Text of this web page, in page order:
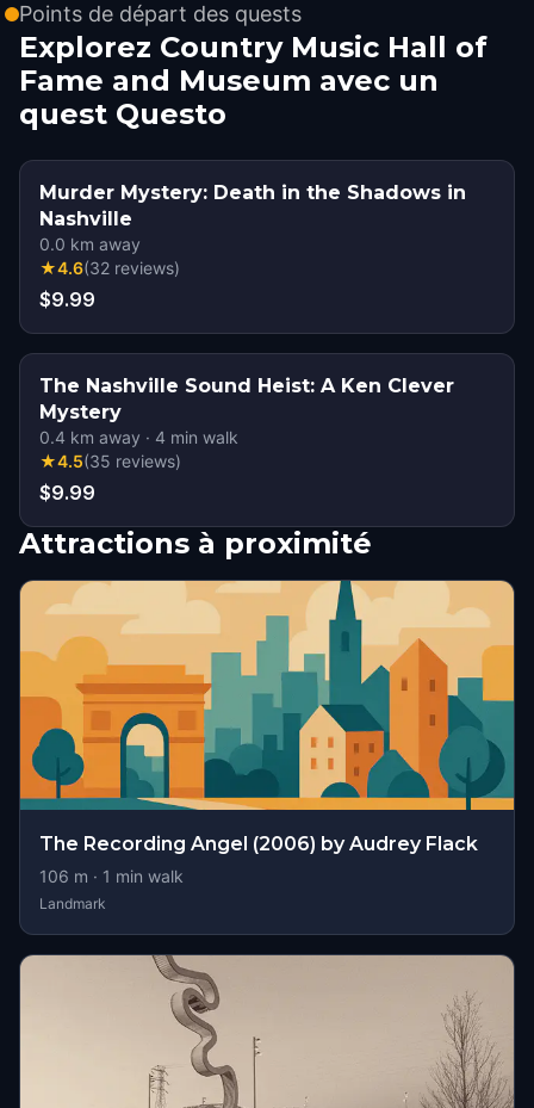
Points de départ des quests
Explorez Country Music Hall of
Fame and Museum avec un
quest Questo
Murder Mystery: Death in the Shadows in
Nashville
0.0 km away
★4.6(32 reviews)
$9.99
The Nashville Sound Heist: A Ken Clever
Mystery
0.4 km away · 4 min walk
★4.5(35 reviews)
$9.99
Attractions à proximité
The Recording Angel (2006) by Audrey Flack
106 m · 1 min walk
Landmark